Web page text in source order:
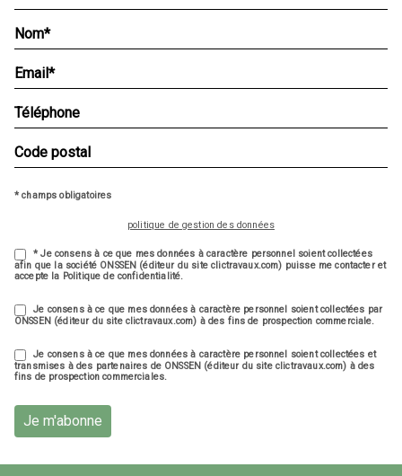
* champs obligatoires
politique de gestion des données
* Je consens à ce que mes données à caractère personnel soient collectées
afin que la société ONSSEN (éditeur du site clictravaux.com) puisse me contacter et
accepte la Politique de confidentialité.
Je consens à ce que mes données à caractère personnel soient collectées par
ONSSEN (éditeur du site clictravaux.com) à des fins de prospection commerciale.
Je consens à ce que mes données à caractère personnel soient collectées et
transmises à des partenaires de ONSSEN (éditeur du site clictravaux.com) à des
fins de prospection commerciales.
Je m'abonne